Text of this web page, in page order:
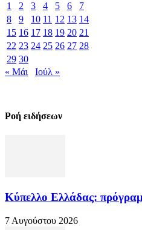
1
2 3 4 5 6
7
8
9 10 11 12 13 14
15 16 17 18 19 20 21
22 23 24 25 26 27 28
29 30
« Μάι
Ιούλ »
Ροή ειδήσεων
Κύπελλο Ελλάδας:
7 Αυγούστου 2026